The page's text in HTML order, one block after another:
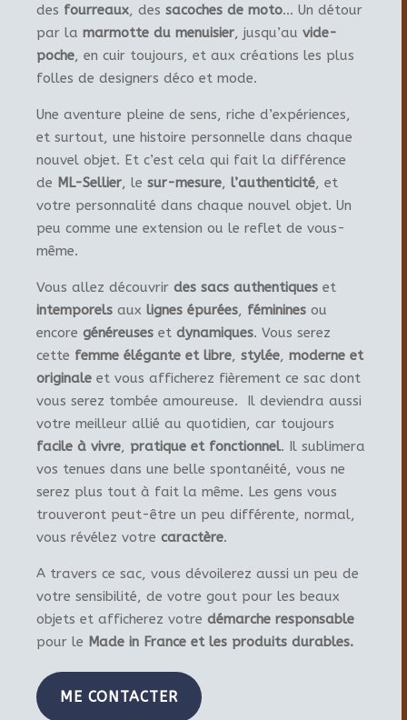
des fourreaux, des sacoches de moto… Un détour
par la marmotte du menuisier, jusqu’au vide-
poche, en cuir toujours, et aux créations les plus
folles de designers déco et mode.
Une aventure pleine de sens, riche d’expériences,
et surtout, une histoire personnelle dans chaque
nouvel objet. Et c’est cela qui fait la différence
de ML-Sellier, le sur-mesure, l’authenticité, et
votre personnalité dans chaque nouvel objet. Un
peu comme une extension ou le reflet de vous-
même.
Vous allez découvrir des sacs authentiques et
intemporels aux lignes épurées, féminines ou
encore généreuses et dynamiques. Vous serez
cette femme élégante et libre, stylée, moderne et
originale et vous afficherez fièrement ce sac dont
vous serez tombée amoureuse. Il deviendra aussi
votre meilleur allié au quotidien, car toujours
facile à vivre, pratique et fonctionnel. Il sublimera
vos tenues dans une belle spontanéité, vous ne
serez plus tout à fait la même. Les gens vous
trouveront peut-être un peu différente, normal,
vous révélez votre caractère.
A travers ce sac, vous dévoilerez aussi un peu de
votre sensibilité, de votre gout pour les beaux
objets et afficherez votre démarche responsable
pour le Made in France et les produits durables.
ME CONTACTER